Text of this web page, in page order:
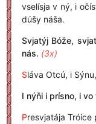
vselísja v ný, i
dúšy náša.
Svjatýj Bóže,
nás. (3x)
Sláva Otcú, i
I nýňi i prísno, i
Presvjatája Tróice